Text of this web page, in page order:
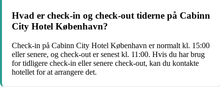
Hvad er check-in og check-out tiderne på Cabinn
City Hotel København?
Check-in på Cabinn City Hotel København er normalt kl. 15:00
eller senere, og check-out er senest kl. 11:00. Hvis du har brug
for tidligere check-in eller senere check-out, kan du kontakte
hotellet for at arrangere det.